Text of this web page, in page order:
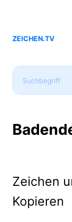
ZEICHEN.TV
Zeichen
Kopieren